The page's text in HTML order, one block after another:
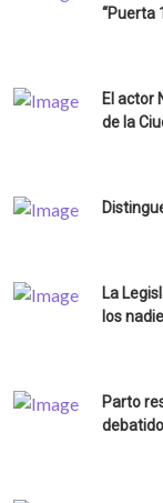
“Puerta
El actor
de la
La
los
Parto